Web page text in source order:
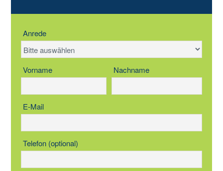
Anrede
Vorname Nachname
E-Mail
Telefon (optional)